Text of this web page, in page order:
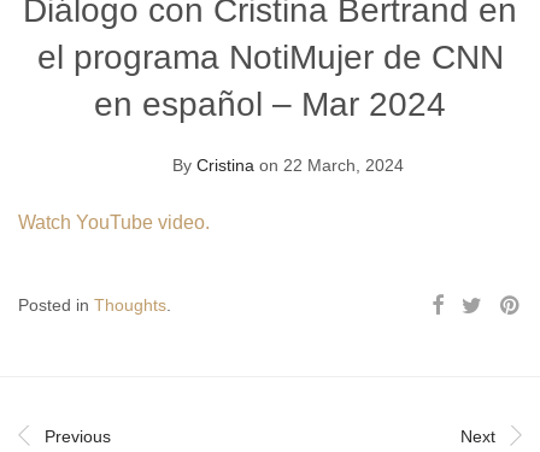
Diálogo con Cristina Bertrand en
el programa NotiMujer de CNN
en español – Mar 2024
By Cristina on 22 March, 2024
Watch YouTube video.
Posted in Thoughts
Previous Next